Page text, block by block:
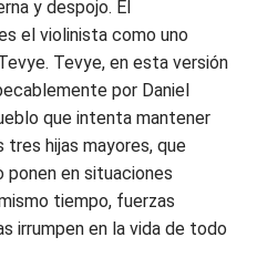
y despojo. El
el violinista como uno
Tevye, en esta versión
por Daniel
que intenta mantener
hijas mayores, que
ponen en situaciones
tiempo, fuerzas
irrumpen en la vida de todo